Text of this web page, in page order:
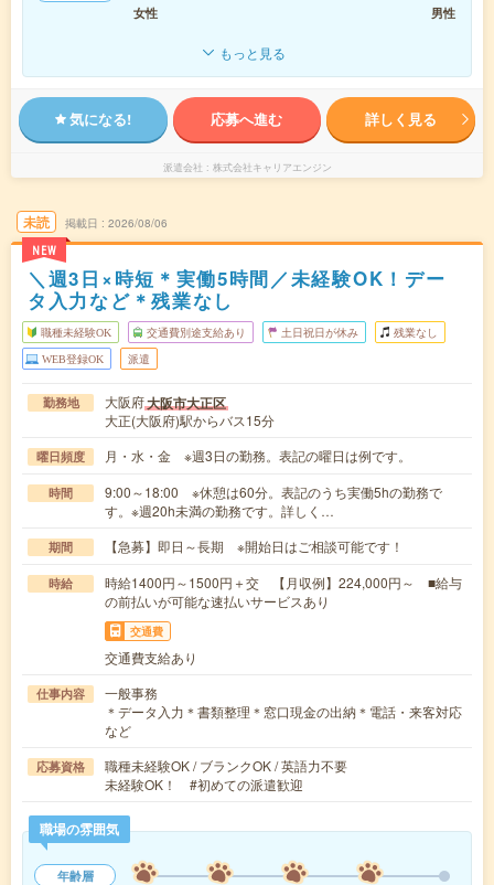
女性 男性
もっと見る
気になる! 応募へ進む 詳しく見る
派遣会社 株式会社キャリアエンジン
未読
NEW
掲載日 2026/08/06
＼週3日×時短＊実働5時間／未経験OK！デー
タ入力など＊残業なし
職種未経験OK 交通費別途支給あり 土日祝日が休み 残業なし
WEB登録OK 派遣
勤務地 大阪府大阪市大正区
大正(大阪府)駅からバス15分
曜日頻度 月・水・金 ※週3日の勤務。表記の曜日は例です。
時間
9:00～18:00 ※休憩は60分。表記のうち実働5hの勤務で
す。※週20h未満の勤務です。詳しく…
期間 【急募】即日～長期 ※開始日はご相談可能です！
時給
時給1400円～1500円＋交 【月収例】224,000円～ ■給与
の前払いが可能な速払いサービスあり
交通費
交通費支給あり
仕事内容
一般事務
＊データ入力＊書類整理＊窓口現金の出納＊電話・来客対応
など
応募資格
職種未経験OK / ブランクOK / 英語力不要
未経験OK！ #初めての派遣歓迎
職場の雰囲気
年齢層